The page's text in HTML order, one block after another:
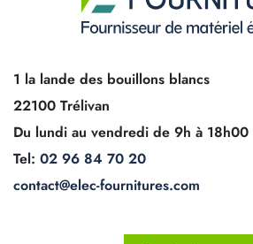
1 la lande des bouillons blancs
22100 Trélivan
Du lundi au vendredi de 9h à 18h00
Tel: 02 96 84 70 20
contact@elec-fournitures.com